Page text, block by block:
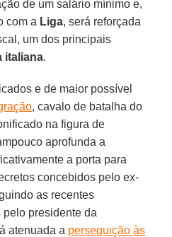
de um salário mínimo e,
com a Liga, será reforçada
um dos principais
italiana.
e de maior possível
, cavalo de batalha do
na figura de
aprofunda a
a porta para
concebidos pelo ex-
as recentes
presidente da
atenuada a perseguição às